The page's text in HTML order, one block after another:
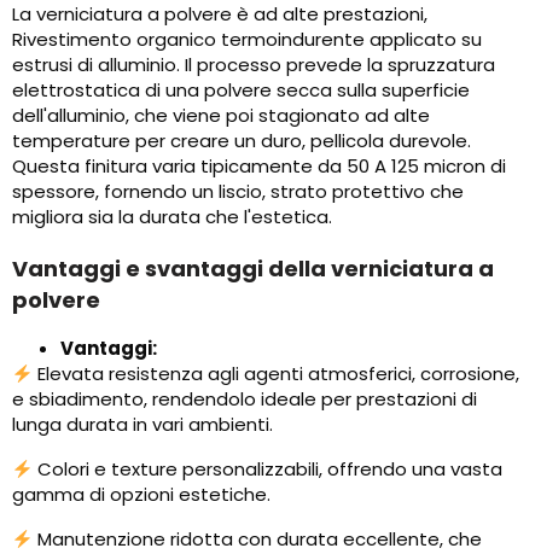
La verniciatura a polvere è ad alte prestazioni,
Rivestimento organico termoindurente applicato su
estrusi di alluminio. Il processo prevede la spruzzatura
elettrostatica di una polvere secca sulla superficie
dell'alluminio, che viene poi stagionato ad alte
temperature per creare un duro, pellicola durevole.
Questa finitura varia tipicamente da 50 A 125 micron di
spessore, fornendo un liscio, strato protettivo che
migliora sia la durata che l'estetica.
Vantaggi e svantaggi della verniciatura a
polvere
Vantaggi:
Elevata resistenza agli agenti atmosferici, corrosione,
e sbiadimento, rendendolo ideale per prestazioni di
lunga durata in vari ambienti.
Colori e texture personalizzabili, offrendo una vasta
gamma di opzioni estetiche.
Manutenzione ridotta con durata eccellente, che